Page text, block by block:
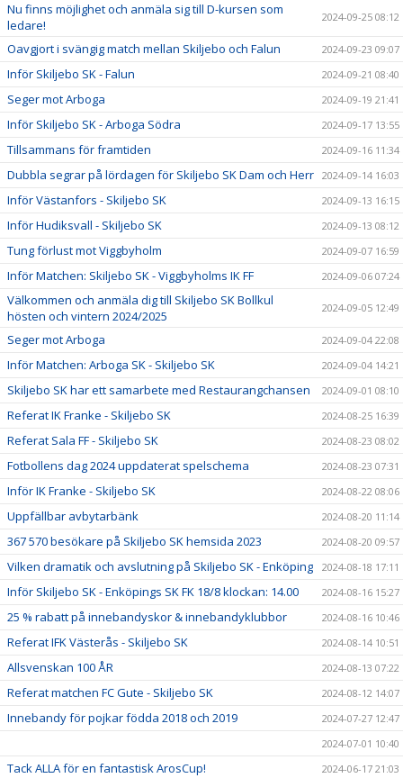
Nu finns möjlighet och anmäla sig till D-kursen som
ledare!
2024-09-25 08:12
Oavgjort i svängig match mellan Skiljebo och Falun 2024-09-23 09:07
Inför Skiljebo SK - Falun 2024-09-21 08:40
Seger mot Arboga 2024-09-19 21:41
Inför Skiljebo SK - Arboga Södra 2024-09-17 13:55
Tillsammans för framtiden 2024-09-16 11:34
Dubbla segrar på lördagen för Skiljebo SK Dam och Herr 2024-09-14 16:03
Inför Västanfors - Skiljebo SK 2024-09-13 16:15
Inför Hudiksvall - Skiljebo SK 2024-09-13 08:12
Tung förlust mot Viggbyholm 2024-09-07 16:59
Inför Matchen: Skiljebo SK - Viggbyholms IK FF 2024-09-06 07:24
Välkommen och anmäla dig till Skiljebo SK Bollkul
hösten och vintern 2024/2025
2024-09-05 12:49
Seger mot Arboga 2024-09-04 22:08
Inför Matchen: Arboga SK - Skiljebo SK 2024-09-04 14:21
Skiljebo SK har ett samarbete med Restaurangchansen 2024-09-01 08:10
Referat IK Franke - Skiljebo SK 2024-08-25 16:39
Referat Sala FF - Skiljebo SK 2024-08-23 08:02
Fotbollens dag 2024 uppdaterat spelschema 2024-08-23 07:31
Inför IK Franke - Skiljebo SK 2024-08-22 08:06
Uppfällbar avbytarbänk 2024-08-20 11:14
367 570 besökare på Skiljebo SK hemsida 2023 2024-08-20 09:57
Vilken dramatik och avslutning på Skiljebo SK - Enköping 2024-08-18 17:11
Inför Skiljebo SK - Enköpings SK FK 18/8 klockan: 14.00 2024-08-16 15:27
25 % rabatt på innebandyskor & innebandyklubbor 2024-08-16 10:46
Referat IFK Västerås - Skiljebo SK 2024-08-14 10:51
Allsvenskan 100 ÅR 2024-08-13 07:22
Referat matchen FC Gute - Skiljebo SK 2024-08-12 14:07
Innebandy för pojkar födda 2018 och 2019
2024-07-27 12:47
2024-07-01 10:40
Tack ALLA för en fantastisk ArosCup! 2024-06-17 21:03